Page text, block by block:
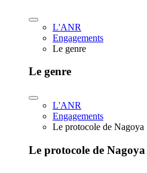
L'ANR
Engagements
Le genre
Le genre
L'ANR
Engagements
Le protocole de Nagoya
Le protocole de Nagoya